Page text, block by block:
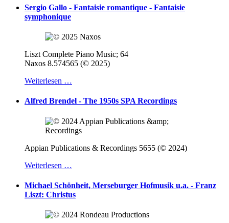
Sergio Gallo - Fantaisie romantique - Fantaisie
symphonique
Liszt Complete Piano Music; 64
Naxos 8.574565 (© 2025)
Weiterlesen …
Alfred Brendel - The 1950s SPA Recordings
Appian Publications & Recordings 5655 (© 2024)
Weiterlesen …
Michael Schönheit, Merseburger Hofmusik u.a. - Franz
Liszt: Christus